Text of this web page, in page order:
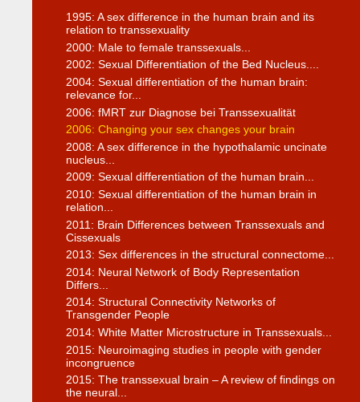
1995: A sex difference in the human brain and its
relation to transsexuality
2000: Male to female transsexuals...
2002: Sexual Differentiation of the Bed Nucleus....
2004: Sexual differentiation of the human brain:
relevance for...
2006: fMRT zur Diagnose bei Transsexualität
2006: Changing your sex changes your brain
2008: A sex difference in the hypothalamic uncinate
nucleus...
2009: Sexual differentiation of the human brain...
2010: Sexual differentiation of the human brain in
relation...
2011: Brain Differences between Transsexuals and
Cissexuals
2013: Sex differences in the structural connectome...
2014: Neural Network of Body Representation
Differs...
2014: Structural Connectivity Networks of
Transgender People
2014: White Matter Microstructure in Transsexuals...
2015: Neuroimaging studies in people with gender
incongruence
2015: The transsexual brain – A review of findings on
the neural...